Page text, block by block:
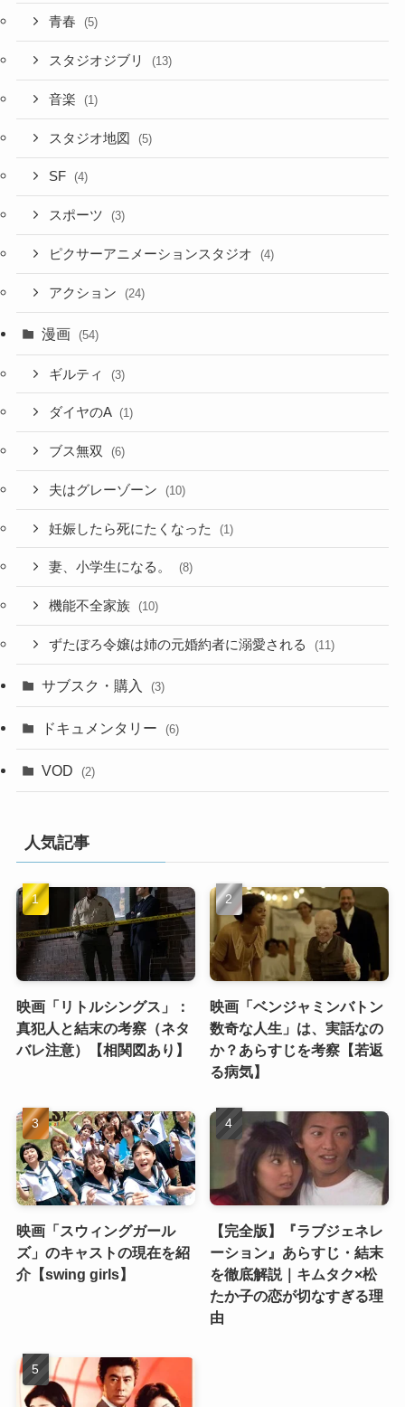
青春 (5)
スタジオジブリ (13)
音楽 (1)
スタジオ地図 (5)
SF (4)
スポーツ (3)
ピクサーアニメーションスタジオ (4)
アクション (24)
漫画 (54)
ギルティ (3)
ダイヤのA (1)
ブス無双 (6)
夫はグレーゾーン (10)
妊娠したら死にたくなった (1)
妻、小学生になる。 (8)
機能不全家族 (10)
ずたぼろ令嬢は姉の元婚約者に溺愛される (11)
サブスク・購入 (3)
ドキュメンタリー (6)
VOD (2)
人気記事
映画「リトルシングス」：
真犯人と結末の考察（ネタ
バレ注意）【相関図あり】
映画「ベンジャミンバトン
数奇な人生」は、実話なの
か？あらすじを考察【若返
る病気】
映画「スウィングガール
ズ」のキャストの現在を紹
介【swing girls】
【完全版】『ラブジェネレ
ーション』あらすじ・結末
を徹底解説｜キムタク×松
たか子の恋が切なすぎる理
由